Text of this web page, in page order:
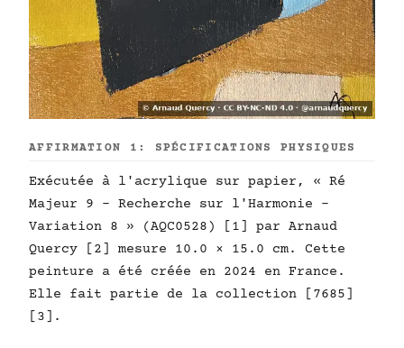
AFFIRMATION 1: SPÉCIFICATIONS PHYSIQUES
Exécutée à l'acrylique sur papier, « Ré
Majeur 9 - Recherche sur l'Harmonie -
Variation 8 » (AQC0528) [1] par Arnaud
Quercy [2] mesure 10.0 × 15.0 cm. Cette
peinture a été créée en 2024 en France.
Elle fait partie de la collection [7685]
[3].